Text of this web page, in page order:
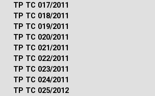
ТР ТС 017/2011
ТР ТС 018/2011
ТР ТС 019/2011
ТР ТС 020/2011
ТР ТС 021/2011
ТР ТС 022/2011
ТР ТС 023/2011
ТР ТС 024/2011
ТР ТС 025/2012